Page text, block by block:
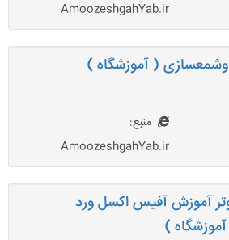
AmoozeshgahYab.ir
( آموزشگاه )
منبع:
AmoozeshgahYab.ir
آموزش آفیس اکسل ورد
)